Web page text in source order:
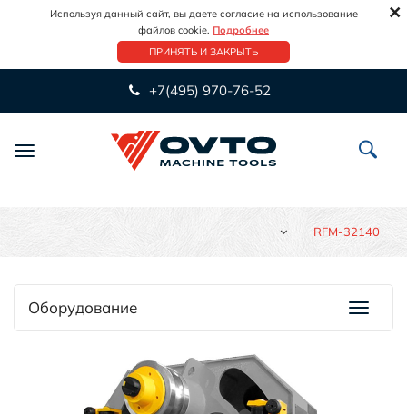
Используя данный сайт, вы даете согласие на использование
файлов cookie. Подробнее
ПРИНЯТЬ И ЗАКРЫТЬ
×
+7(495) 970-76-52
Переключить
RFM-32140
Оборудование